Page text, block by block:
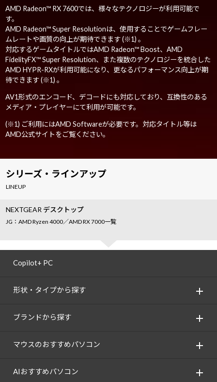
AMD Radeon™ RX 7600では、様々なテクノロジーが利用可能で
す。
AMD Radeon™ Super Resolutionは、使用することでゲームフレー
ムレートや画質の向上が期待できます (※1) 。
対応するゲームタイトルではAMD Radeon™ Boost、AMD
FidelityFX™ Super Resolution、また複数のテクノロジーを統合した
AMD HYPR-RXが利用可能になり、更なるパフォーマンス向上が期
待できます (※1) 。
AV1形式のエンコード、デコードにも対応しており、互換性のある
メディア・プレイヤーにて利用が可能です。
(※1) ご利用にはAMD Softwareが必要です。対応タイトル等は
AMD公式サイトをご覧ください。
シリーズ・ラインアップ
LINEUP
NEXTGEAR デスクトップ
JG：AMD Ryzen 4000／AMD RX 7000一覧
Copilot+ PC
形状・タイプから探す
ブランドから探す
マウスのおすすめパソコン
AIおすすめパソコン